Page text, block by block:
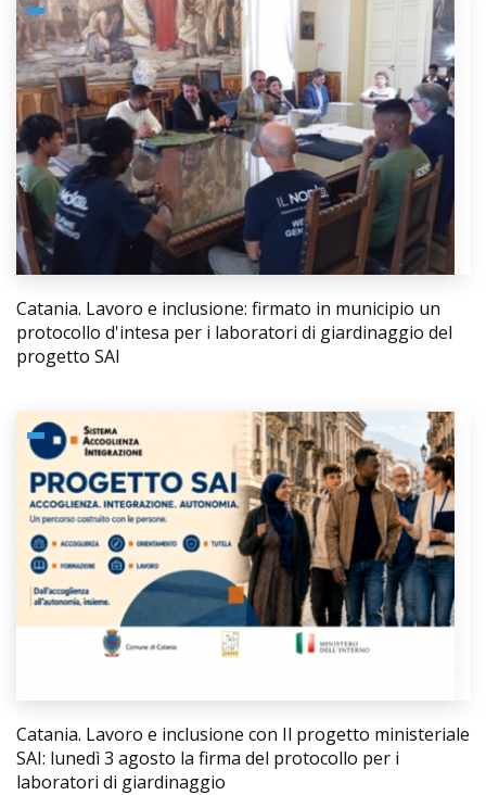
Catania. Lavoro e inclusione: firmato in municipio un
protocollo d'intesa per i laboratori di giardinaggio del
progetto SAI
Catania. Lavoro e inclusione con Il progetto ministeriale
SAI: lunedì 3 agosto la firma del protocollo per i
laboratori di giardinaggio